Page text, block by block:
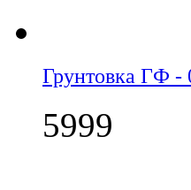
Грунтовка ГФ -
5999